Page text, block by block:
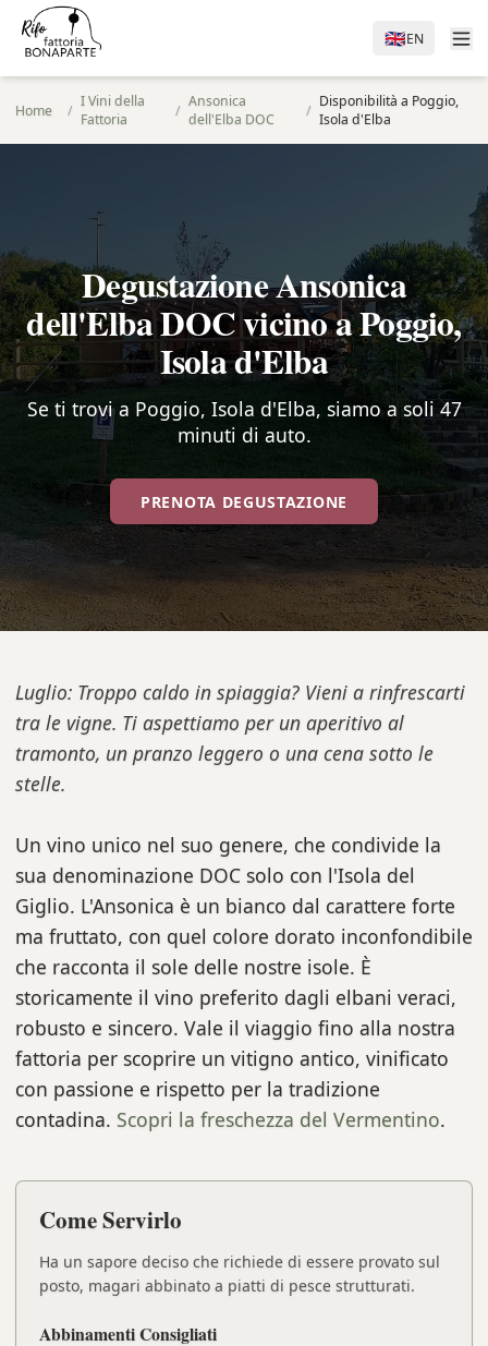
🇬🇧EN
Home / I Vini della
Fattoria
/ Ansonica
dell'Elba DOC
/ Disponibilità a Poggio,
Isola d'Elba
Degustazione Ansonica
dell'Elba DOC vicino a Poggio,
Isola d'Elba
Se ti trovi a Poggio, Isola d'Elba, siamo a soli 47
minuti di auto.
PRENOTA DEGUSTAZIONE
Luglio: Troppo caldo in spiaggia? Vieni a rinfrescarti
tra le vigne. Ti aspettiamo per un aperitivo al
tramonto, un pranzo leggero o una cena sotto le
stelle.
Un vino unico nel suo genere, che condivide la
sua denominazione DOC solo con l'Isola del
Giglio. L'Ansonica è un bianco dal carattere forte
ma fruttato, con quel colore dorato inconfondibile
che racconta il sole delle nostre isole. È
storicamente il vino preferito dagli elbani veraci,
robusto e sincero. Vale il viaggio fino alla nostra
fattoria per scoprire un vitigno antico, vinificato
con passione e rispetto per la tradizione
contadina. Scopri la freschezza del Vermentino.
Come Servirlo
Ha un sapore deciso che richiede di essere provato sul
posto, magari abbinato a piatti di pesce strutturati.
Abbinamenti Consigliati